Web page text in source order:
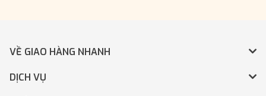
VỀ GIAO HÀNG NHANH
DỊCH VỤ